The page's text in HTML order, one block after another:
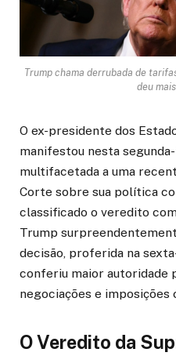
Trump chama derrubada de
deu
O ex-presidente dos
manifestou nesta
multifacetada a uma
Corte sobre sua política
classificado o veredito
Trump
decisão, proferida na
conferiu maior autoridade
negociações e imposições
O Veredito da